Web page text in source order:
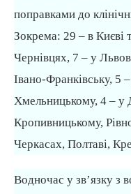
поправками до
Зокрема: 29 – в Києві
Чернівцях, 7 – у
Івано-Франківську, 5
Хмельницькому, 4 – у
Кропивницькому,
Черкасах, Полтаві,
Водночас у зв’язку з